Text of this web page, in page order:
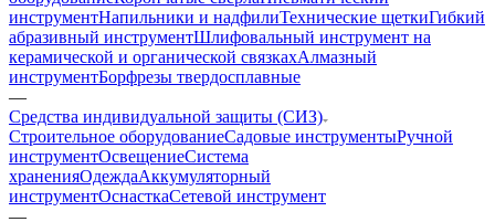
инструментНапильники и надфилиТехнические щеткиГибкий
абразивный инструментШлифовальный инструмент на
керамической и органической связкахАлмазный
инструментБорфрезы твердосплавные
—
Средства индивидуальной защиты (СИЗ)
Строительное оборудованиеСадовые инструментыРучной
инструментОсвещениеСистема
храненияОдеждаАккумуляторный
инструментОснасткаСетевой инструмент
—